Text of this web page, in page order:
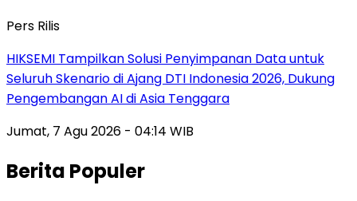
Pers Rilis
HIKSEMI Tampilkan Solusi Penyimpanan Data untuk
Seluruh Skenario di Ajang DTI Indonesia 2026, Dukung
Pengembangan AI di Asia Tenggara
Jumat, 7 Agu 2026 - 04:14 WIB
Berita Populer